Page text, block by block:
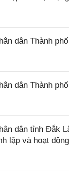
dân Thành
dân Thành
dân tỉnh Đắk
lập và hoạt